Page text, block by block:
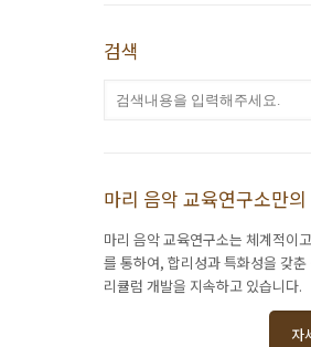
검색
마리 음악 교육연구소만의
마리 음악 교육연구소는 체계적이
를 통하여, 합리성과 특화성을 갖춘
리큘럼 개발을 지속하고 있습니다.
자